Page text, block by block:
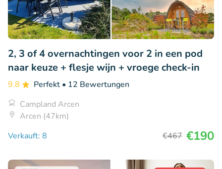
2, 3 of 4 overnachtingen voor 2 in een pod
naar keuze + flesje wijn + vroege check-in
9.8 Perfekt • 12 Bewertungen
Campland Arcen
Arcen (47km)
Verkauft: 8
€467 €190